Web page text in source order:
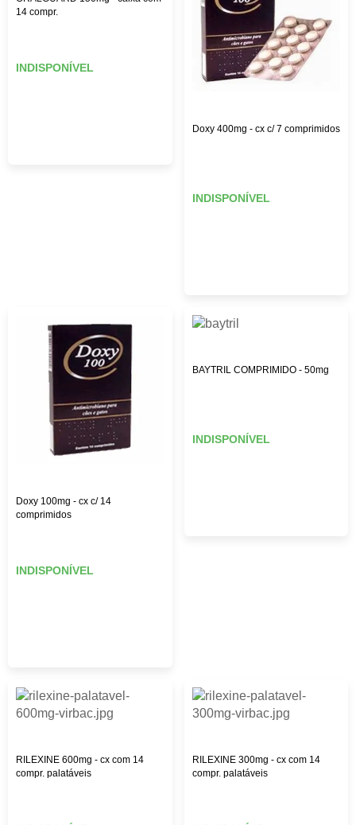
14 compr.
INDISPONÍVEL
Doxy 400mg - cx c/ 7 comprimidos
INDISPONÍVEL
Doxy 100mg - cx c/ 14
comprimidos
INDISPONÍVEL
BAYTRIL COMPRIMIDO - 50mg
INDISPONÍVEL
RILEXINE 600mg - cx com 14
compr. palatáveis
RILEXINE 300mg - cx com 14
compr. palatáveis